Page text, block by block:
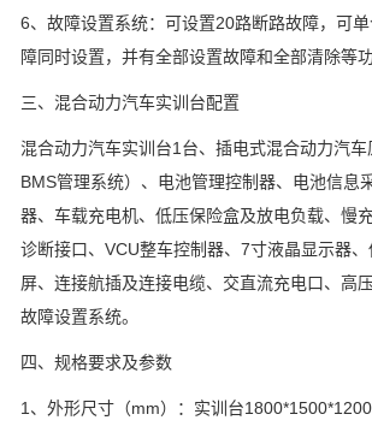
6、故障设置系统：可设置20路断路故障，可
障同时设置，并有全部设置故障和全部清除等
三、混合动力汽车实训台配置
混合动力汽车实训台1台、插电式混合动力汽
BMS管理系统）、电池管理控制器、电池信息
器、车载充电机、低压保险盒及放电负载、慢
诊断接口、VCU整车控制器、7寸液晶显示器
屏、连接航插及连接电缆、交直流充电口、高
故障设置系统。
四、规格要求及参数
1、外形尺寸（mm）：实训台1800*1500*1200